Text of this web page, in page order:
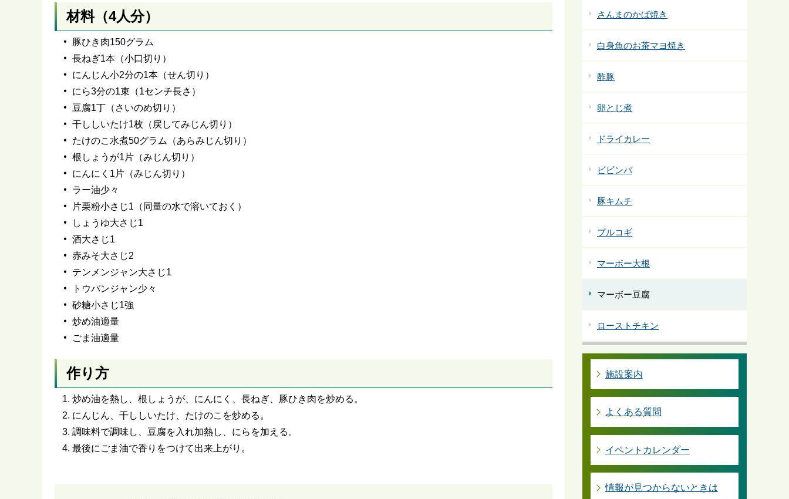
材料（4人分）
豚ひき肉150グラム
長ねぎ1本（小口切り）
にんじん小2分の1本（せん切り）
にら3分の1束（1センチ長さ）
豆腐1丁（さいのめ切り）
干ししいたけ1枚（戻してみじん切り）
たけのこ水煮50グラム（あらみじん切り）
根しょうが1片（みじん切り）
にんにく1片（みじん切り）
ラー油少々
片栗粉小さじ1（同量の水で溶いておく）
しょうゆ大さじ1
酒大さじ1
赤みそ大さじ2
テンメンジャン大さじ1
トウバンジャン少々
砂糖小さじ1強
炒め油適量
ごま油適量
作り方
炒め油を熱し、根しょうが、にんにく、長ねぎ、豚ひき肉を炒める。
にんじん、干ししいたけ、たけのこを炒める。
調味料で調味し、豆腐を入れ加熱し、にらを加える。
最後にごま油で香りをつけて出来上がり。
さんまのかば焼き
白身魚のお茶マヨ焼き
酢豚
卵とじ煮
ドライカレー
ビビンバ
豚キムチ
プルコギ
マーボー大根
マーボー豆腐
ローストチキン
施設案内
よくある質問
イベントカレンダー
情報が見つからないときは